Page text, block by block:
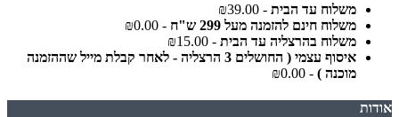
משלוח עד הבית - ₪39.00
משלוח חינם להזמנה מעל 299 ש"ח
- ₪0.00
משלוח בהרצליה עד הבית - ₪15.00
איסוף עצמי ( החושלים 3 הרצליה - לאחר קבלת מייל שההזמנה
מוכנה ) - ₪0.00
אודות